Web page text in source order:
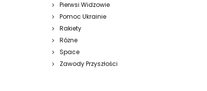
Pierwsi Widzowie
Pomoc Ukrainie
Rakiety
Różne
Space
Zawody Przyszłości